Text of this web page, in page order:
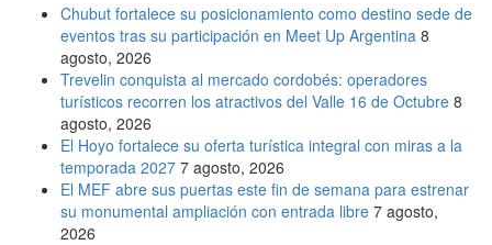
Chubut fortalece su posicionamiento como destino sede de
eventos tras su participación en Meet Up Argentina 8
agosto, 2026
Trevelin conquista al mercado cordobés: operadores
turísticos recorren los atractivos del Valle 16 de Octubre 8
agosto, 2026
El Hoyo fortalece su oferta turística integral con miras a la
temporada 2027 7 agosto, 2026
El MEF abre sus puertas este fin de semana para estrenar
su monumental ampliación con entrada libre 7 agosto,
2026